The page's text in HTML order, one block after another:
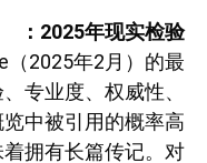
2025年现实检验：
（2025年2月）的最
专业度、权威性、
中被引用的概率高
着拥有长篇传记。对